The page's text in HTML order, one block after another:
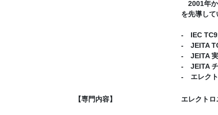
2001年か
を先導して
‐ IEC
‐ JEITA
‐ JEITA
‐ JEITA
‐ エレク
【専門内容】 エレクト